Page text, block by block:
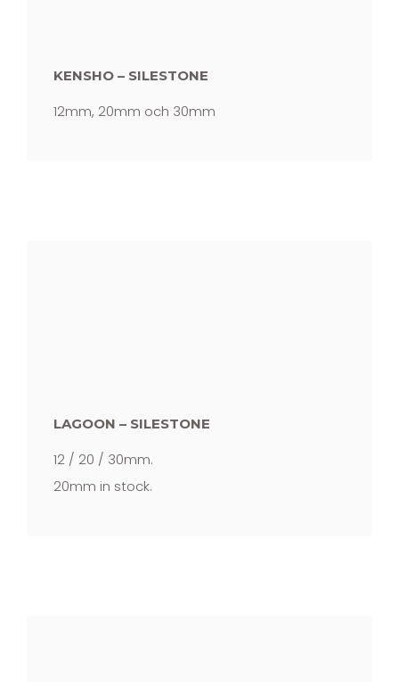
KENSHO – SILESTONE
12mm, 20mm och 30mm
LAGOON – SILESTONE
12 / 20 / 30mm.
20mm in stock.